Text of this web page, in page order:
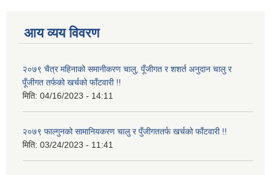
आय व्यय विवरण
२०७९ चैत्र महिनाको समानीकरण चालु, पूँजीगत र शशर्त अनुदान चालु र
पूँजीगत तर्फको खर्चको फाँटवारी !!
मिति: 04/16/2023 - 14:11
२०७९ फाल्गुनको सामानियकरण चालु र पुँजीगततर्फ खर्चको फाँटवारी !!
मिति: 03/24/2023 - 11:41